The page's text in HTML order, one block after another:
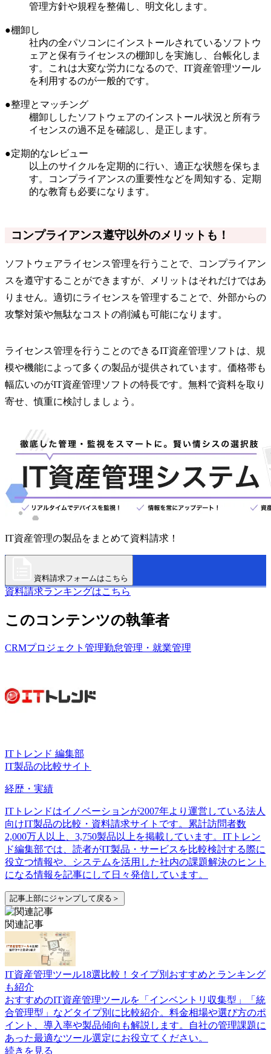
管理方針や規程を整備し、明文化します。
●棚卸し
社内の全パソコンにインストールされているソフトウ
ェアと保有ライセンスの棚卸しを実施し、台帳化しま
す。これは大変な労力になるので、IT資産管理ツール
を利用するのが一般的です。
●整理とマッチング
棚卸ししたソフトウェアのインストール状況と所有ラ
イセンスの過不足を確認し、是正します。
●定期的なレビュー
以上のサイクルを定期的に行い、適正な状態を保ちま
す。コンプライアンスの重要性などを周知する、定期
的な教育も必要になります。
コンプライアンス遵守以外のメリットも！
ソフトウェアライセンス管理を行うことで、コンプライアン
スを遵守することができますが、メリットはそれだけではあ
りません。適切にライセンスを管理することで、外部からの
攻撃対策や無駄なコストの削減も可能になります。
ライセンス管理を行うことのできるIT資産管理ソフトは、規
模や機能によって多くの製品が提供されています。価格帯も
幅広いのがIT資産管理ソフトの特長です。無料で資料を取り
寄せ、慎重に検討しましょう。
IT資産管理の製品をまとめて資料請求！
資料請求フォームはこちら
資料請求ランキングはこちら
このコンテンツの執筆者
CRMプロジェクト管理勤怠管理・就業管理
ITトレンド 編集部
IT製品の比較サイト
経歴・実績
ITトレンドはイノベーションが2007年より運営している法人
向けIT製品の比較・資料請求サイトです。累計訪問者数
2,000万人以上、3,750製品以上を掲載しています。ITトレン
ド編集部では、読者がIT製品・サービスを比較検討する際に
役立つ情報や、システムを活用した社内の課題解決のヒント
になる情報を記事にして日々発信しています。
記事上部にジャンプして戻る＞
関連記事
IT資産管理ツール18選比較！タイプ別おすすめとランキング
も紹介
おすすめのIT資産管理ツールを「インベントリ収集型」「統
合管理型」などタイプ別に比較紹介。料金相場や選び方のポ
イント、導入率や製品傾向も解説します。自社の管理課題に
あった最適なツール選定にお役立てください。
続きを見る